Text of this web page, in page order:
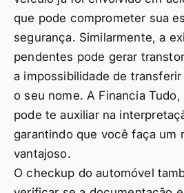
que pode comprometer sua
segurança. Similarmente, a
pendentes pode gerar
a impossibilidade de
o seu nome. A Financia
pode te auxiliar na
garantindo que você faça um
vantajoso.
O checkup do automóvel